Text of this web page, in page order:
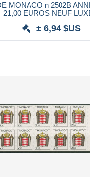
MONACO n 2502B
21,00 EUROS NEUF
± 6,94 $US